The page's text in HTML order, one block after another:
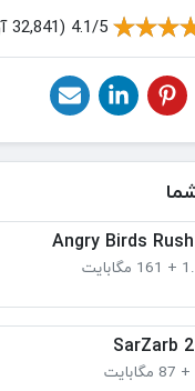
4.1/5 (32,841 آراء)
Angry Birds
+ 161 مگابایت
SarZarb
+ 87 مگابایت